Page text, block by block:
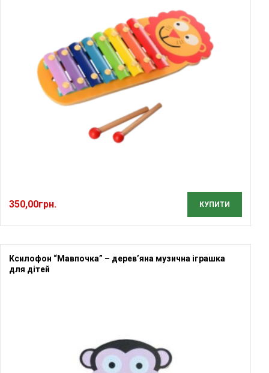
350,00грн. КУПИТИ
Ксилофон “Мавпочка” – дерев’яна музична іграшка
для дітей